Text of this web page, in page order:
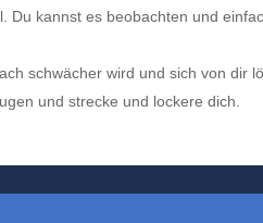
Du kannst es beobachten und
schwächer wird und sich von dir
und strecke und lockere dich.